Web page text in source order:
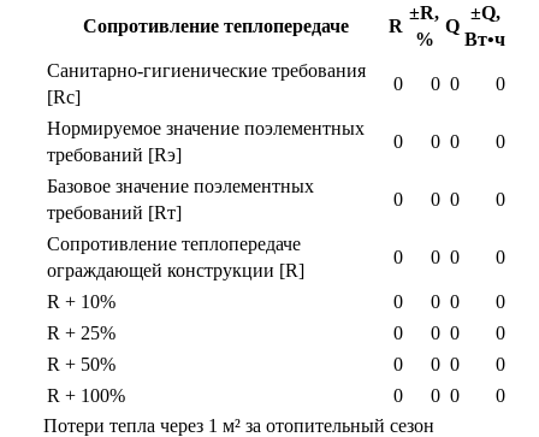
Сопротивление теплопередаче R
±R,
%
Q
±Q,
Вт•ч
Санитарно-гигиенические требования
[Rс]
0 0 0 0
Нормируемое значение поэлементных
требований [Rэ]
0 0 0 0
Базовое значение поэлементных
требований [Rт]
0 0 0 0
Сопротивление теплопередаче
ограждающей конструкции [R]
0 0 0 0
R + 10% 0 0 0
0
R + 25%
0 0 0
0
R + 50%
0 0 0
0
R + 100%
0 0 0
0
Потери тепла через 1 м² за отопительный сезон